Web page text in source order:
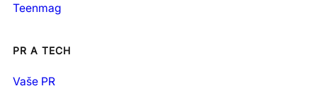
Teenmag
PR A TECH
Vaše PR